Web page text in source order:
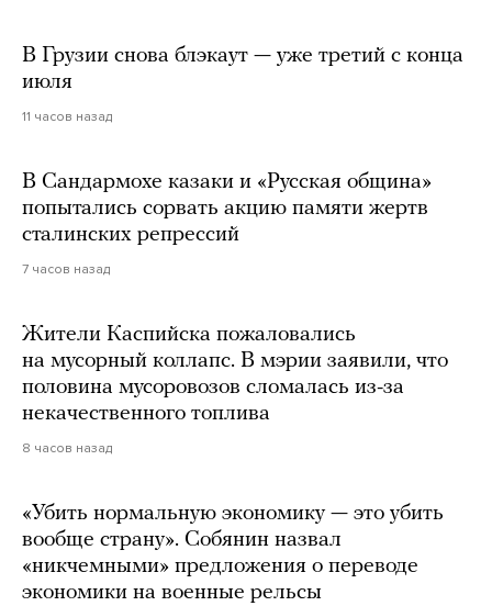
В Грузии снова блэкаут — уже третий с конца
июля
11 часов назад
В Сандармохе казаки и «Русская община»
попытались сорвать акцию памяти жертв
сталинских репрессий
7 часов назад
Жители Каспийска пожаловались
на мусорный коллапс. В мэрии заявили, что
половина мусоровозов сломалась из-за
некачественного топлива
8 часов назад
«Убить нормальную экономику — это убить
вообще страну». Собянин назвал
«никчемными» предложения о переводе
экономики на военные рельсы